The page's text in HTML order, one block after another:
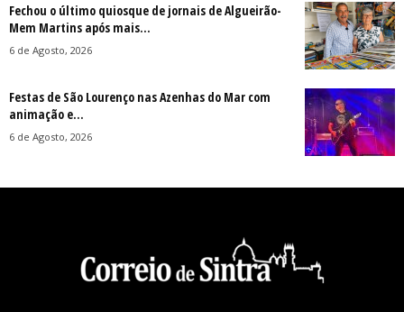
Fechou o último quiosque de jornais de Algueirão-
Mem Martins após mais...
6 de Agosto, 2026
Festas de São Lourenço nas Azenhas do Mar com
animação e...
6 de Agosto, 2026